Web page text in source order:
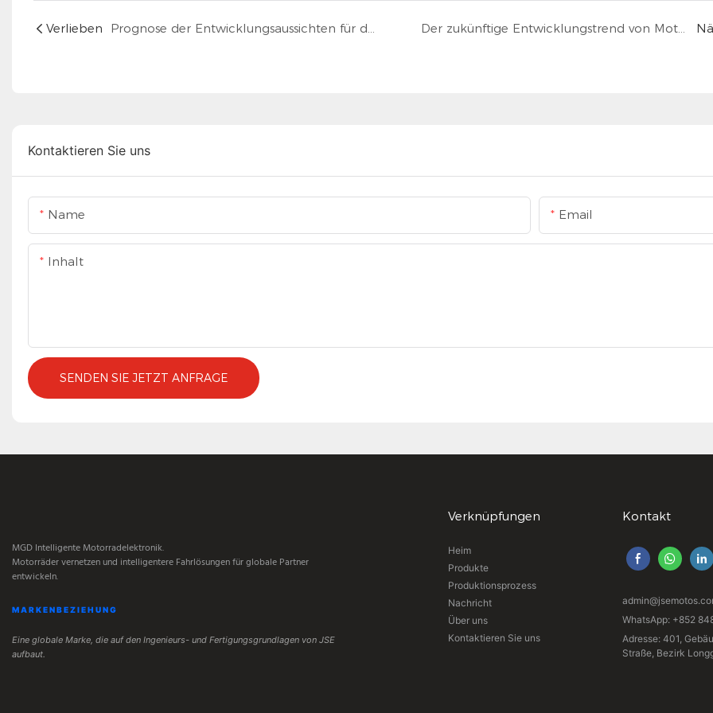
Verlieben Prognose der Entwicklungsaussichten für die Motorradteileindustrie in China Der zukünftige Entwicklungstrend von Motorradhelmen
Kontaktieren Sie uns
Name Email
Inhalt
SENDEN SIE JETZT ANFRAGE
MGD Intelligente Motorradelektronik.
Motorräder vernetzen und intelligentere Fahrlösungen für globale Partner
entwickeln.
MARKENBEZIEHUNG
Eine globale Marke, die auf den Ingenieurs- und Fertigungsgrundlagen von JSE
aufbaut.
Verknüpfungen
Heim
Produkte
Produktionsprozess
Nachricht
Über uns
Kontaktieren Sie uns
Kontakt
WhatsApp: +852
Adresse: 401,
Straße, Bezirk